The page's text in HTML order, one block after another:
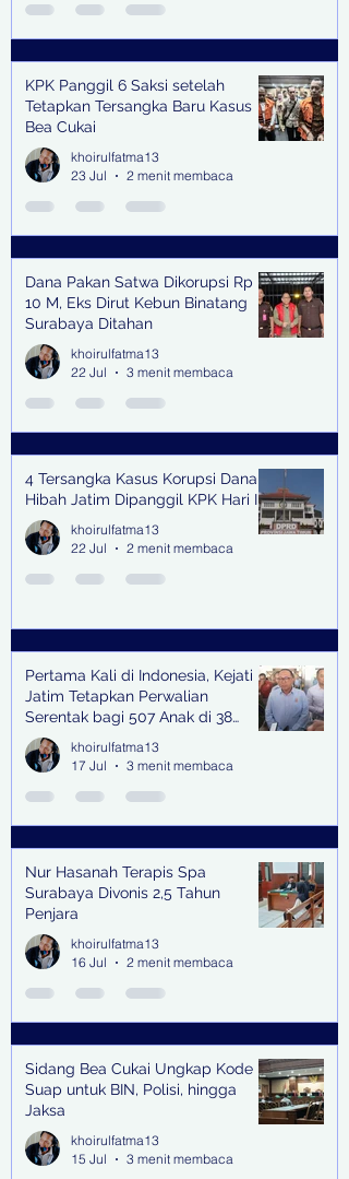
KPK Panggil 6 Saksi setelah
Tetapkan Tersangka Baru Kasus
Bea Cukai
khoirulfatma13
23 Jul
2 menit membaca
Dana Pakan Satwa Dikorupsi Rp
10 M, Eks Dirut Kebun Binatang
Surabaya Ditahan
khoirulfatma13
22 Jul
3 menit membaca
4 Tersangka Kasus Korupsi Dana
Hibah Jatim Dipanggil KPK Hari Ini
khoirulfatma13
22 Jul
2 menit membaca
Pertama Kali di Indonesia, Kejati
Jatim Tetapkan Perwalian
Serentak bagi 507 Anak di 38
Kabupaten & Kota
khoirulfatma13
17 Jul
3 menit membaca
Nur Hasanah Terapis Spa
Surabaya Divonis 2,5 Tahun
Penjara
khoirulfatma13
16 Jul
2 menit membaca
Sidang Bea Cukai Ungkap Kode
Suap untuk BIN, Polisi, hingga
Jaksa
khoirulfatma13
15 Jul
3 menit membaca